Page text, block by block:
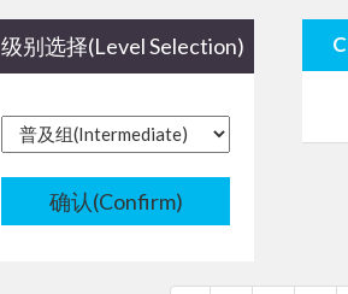
级别选择(Level Selection)
确认(Confirm)